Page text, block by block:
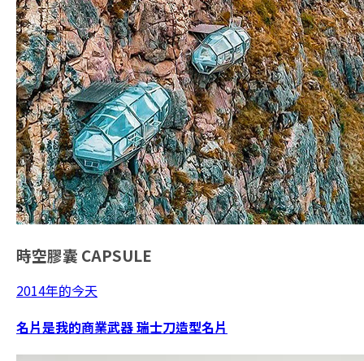
時空膠囊 CAPSULE
2014年的今天
名片是我的商業武器 瑞士刀造型名片